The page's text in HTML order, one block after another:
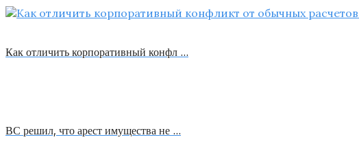
Как отличить корпоративный конфл …
ВС решил, что арест имущества не …